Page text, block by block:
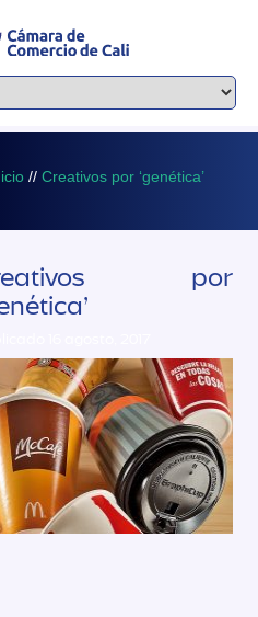
// Creativos por ‘genética’
por